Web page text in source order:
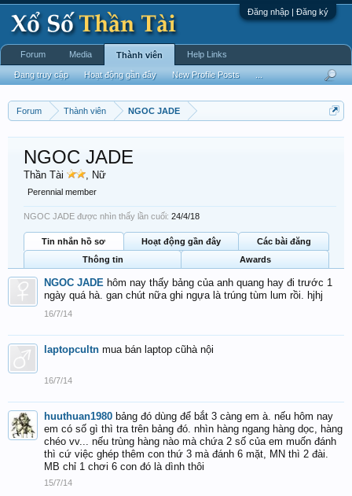
Đăng nhập | Đăng ký
Forum Thành viên NGOC JADE
NGOC JADE
Thần Tài , Nữ
Perennial member
NGOC JADE được nhìn thấy lần cuối: 24/4/18
Tin nhắn hồ sơ Hoạt động gần đây
Các bài đăng
Thông tin
Awards
NGOC JADE hôm nay thấy bảng của anh quang hay đi trước 1
ngày quá hà. gan chút nữa ghi ngựa là trúng tùm lum rồi. hjhj
16/7/14
laptopcultn mua bán laptop cũhà nội
16/7/14
huuthuan1980 bảng đó dùng để bắt 3 càng em à. nếu hôm nay
em có số gì thì tra trên bảng đó. nhìn hàng ngang hàng dọc, hàng
chéo vv... nếu trùng hàng nào mà chứa 2 số của em muốn đánh
thì cứ việc ghép thêm con thứ 3 mà đánh 6 mặt, MN thì 2 đài.
MB chỉ 1 chơi 6 con đó là dình thôi
15/7/14
Forum Media Thành viên
Đang truy cập Hoạt động gần đây New Profile Posts
Help Links